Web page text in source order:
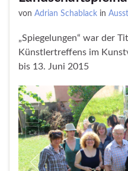
von Adrian Schablack in
„Spiegelungen“ war der
Künstlertreffens im
bis 13. Juni 2015